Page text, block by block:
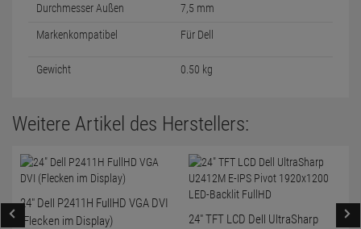
Durchmesser Außen 7,5 mm
Markenkompatibel Für Dell
Gewicht 0.50 kg
Weitere Artikel des Herstellers:
24" Dell P2411H FullHD VGA DVI
(Flecken im Display)
24" TFT LCD Dell UltraSharp